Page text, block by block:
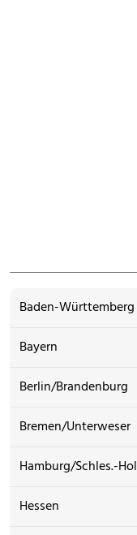
Baden-Württemberg
Bayern
Berlin/Brandenburg
Bremen/Unterweser
Hamburg/Schles.-
Hessen